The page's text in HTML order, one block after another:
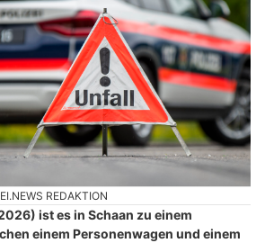
REDAKTION
ist es in Schaan zu einem
einem Personenwagen und einem